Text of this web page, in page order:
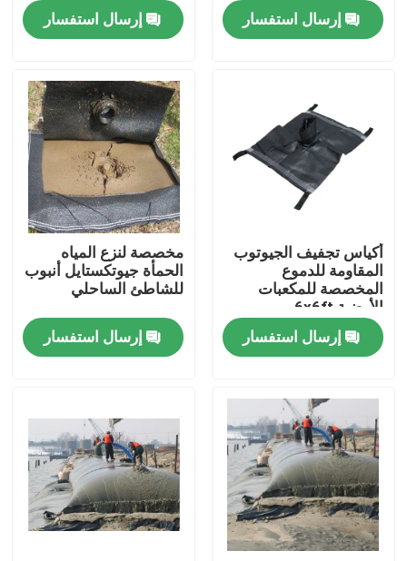
منزل
أشرطة فيديو
عرض الواقع الافتراضي
حول بنا
جولة في المعمل
اتصل بنا
طلب اقتباس
جيوتكستايل جيوجريد
إرسال استفسار
إرسال استفسار
أكياس تجفيف الجيوتوب
المقاومة للدموع
المخصصة للمكعبات
الأرضية 6x6ft
إرسال استفسار
مخصصة لنزع المياه
الحمأة جيوتكستايل أنبوب
للشاطئ الساحلي
إرسال استفسار